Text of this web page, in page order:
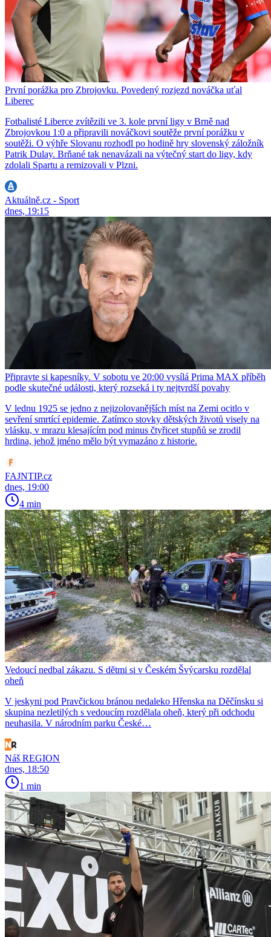
První porážka pro Zbrojovku. Povedený rozjezd nováčka uťal
Liberec
Fotbalisté Liberce zvítězili ve 3. kole první ligy v Brně nad
Zbrojovkou 1:0 a připravili nováčkovi soutěže první porážku v
soutěži. O výhře Slovanu rozhodl po hodině hry slovenský záložník
Patrik Dulay. Brňané tak nenavázali na výtečný start do ligy, kdy
zdolali Spartu a remizovali v Plzni.
Aktuálně.cz - Sport
dnes, 19:15
Připravte si kapesníky. V sobotu ve 20:00 vysílá Prima MAX příběh
podle skutečné události, který rozseká i ty nejtvrdší povahy
V lednu 1925 se jedno z nejizolovanějších míst na Zemi ocitlo v
sevření smrtící epidemie. Zatímco stovky dětských životů visely na
vlásku, v mrazu klesajícím pod minus čtyřicet stupňů se zrodil
hrdina, jehož jméno mělo být vymazáno z historie.
FAJNTIP.cz
dnes, 19:00
4 min
Vedoucí nedbal zákazu. S dětmi si v Českém Švýcarsku rozdělal
oheň
V jeskyni pod Pravčickou bránou nedaleko Hřenska na Děčínsku si
skupina nezletilých s vedoucím rozdělala oheň, který při odchodu
neuhasila. V národním parku České…
Náš REGION
dnes, 18:50
1 min